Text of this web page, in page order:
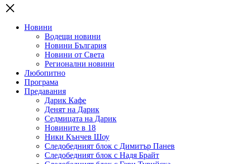
Новини
Водещи новини
Новини България
Новини от Света
Регионални новини
Любопитно
Програма
Предавания
Дарик Кафе
Денят на Дарик
Седмицата на Дарик
Новините в 18
Ники Кънчев Шоу
Следобедният блок с Димитър Панев
Следобедният блок с Надя Брайт